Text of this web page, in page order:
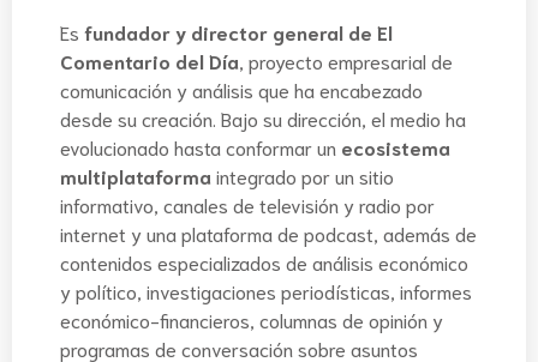
Es fundador y director general de El
Comentario del Día , proyecto empresarial de
comunicación y análisis que ha encabezado
desde su creación. Bajo su dirección, el medio ha
evolucionado hasta conformar un ecosistema
multiplataforma integrado por un sitio
informativo, canales de televisión y radio por
internet y una plataforma de podcast, además de
contenidos especializados de análisis económico
y político, investigaciones periodísticas, informes
económico-financieros, columnas de opinión y
programas de conversación sobre asuntos